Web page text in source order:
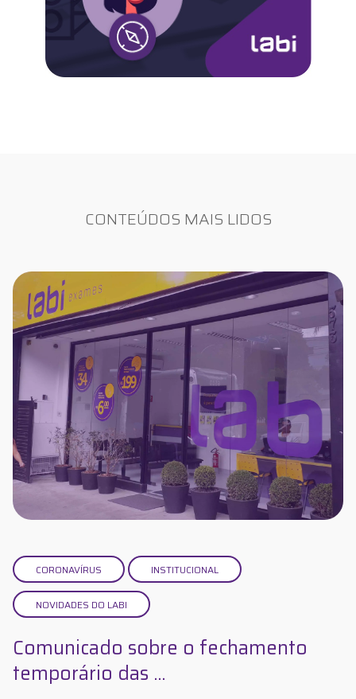
CONTEÚDOS MAIS LIDOS
CORONAVÍRUS INSTITUCIONAL
NOVIDADES DO LABI
Comunicado sobre o fechamento
temporário das ...